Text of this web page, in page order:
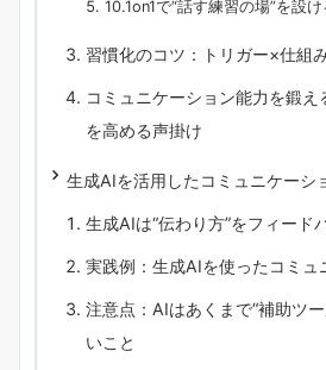
10.1on1で“話す練習の場”を設け
習慣化のコツ：トリガー×仕組
コミュニケーション能力を鍛え
を高める声掛け
生成AIを活用したコミュニケーシ
生成AIは“伝わり方”をフィード
実践例：生成AIを使ったコミュ
注意点：AIはあくまで“補助ツ
いこと